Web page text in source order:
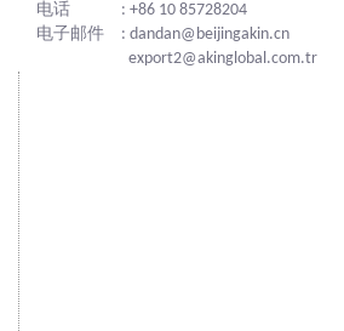
电话
: +86 10 85728204
电子邮件
: dandan@beijingakin.cn
export2@akinglobal.com.tr